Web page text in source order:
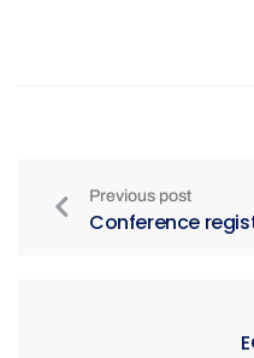
Previous post
Conference